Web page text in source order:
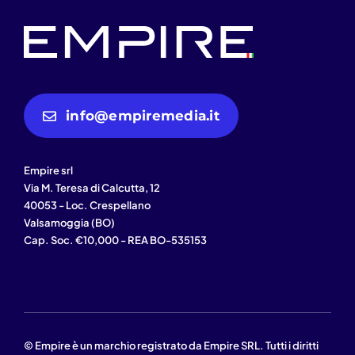
Contatti
info@empiremedia.it
Empire srl
Via M. Teresa di Calcutta, 12
40053 - Loc. Crespellano
Valsamoggia (BO)
Cap. Soc. €10,000 - REA BO-535153
© Empire è un marchio registrato da Empire SRL. Tutti i diritti